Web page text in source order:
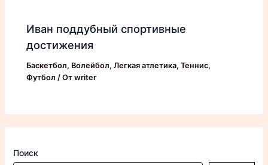
Иван поддубный спортивные
достижения
Баскетбол, Волейбол,Легкая атлетика,Теннис,
Футбол / Отwriter
Поиск